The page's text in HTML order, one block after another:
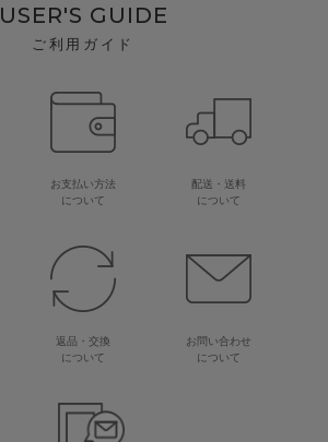
USER'S GUIDE
ご利用ガイド
お支払い方法
について
配送・送料
について
返品・交換
について
お問い合わせ
について